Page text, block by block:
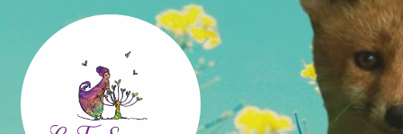
la
navigation
contenu